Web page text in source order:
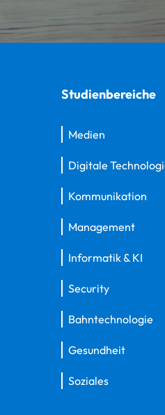
Studienbereiche
Medien
Digitale
Kommunikation
Management
Informatik & KI
Security
Bahntechnologie
Gesundheit
Soziales